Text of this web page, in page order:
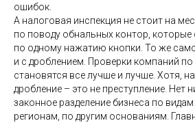
ошибок.
А налоговая инспекция не стоит на
по поводу обнальных контор,
по одному нажатию кнопки. То же
и с дроблением. Проверки компаний по
становятся все лучше и лучше. Хотя,
дробление – это не преступление. Нет
законное разделение бизнеса по
регионам, по другим основаниям.